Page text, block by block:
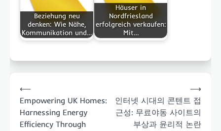
Beziehung neu
denken: Wie Nähe,
Kommunikation und…
Häuser in
Nordfriesland
erfolgreich verkaufen:
Mit…
navigation
⟵
Empowering UK Homes:
Harnessing Energy
Efficiency Through
인터넷 시대의 콘텐트 접
근성: 무료야동 사이트의
부상과 윤리적 논란
⟶